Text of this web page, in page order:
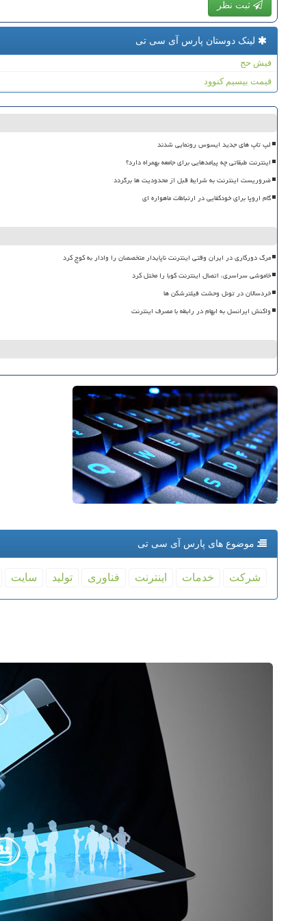
ثبت نظر
لینک دوستان پارس آی سی تی
فیش حج
قیمت بیسیم کنوود
لپ تاپ های جدید ایسوس رونمایی شدند
اینترنت طبقاتی چه پیامدهایی برای جامعه بهمراه دارد؟
ضروریست اینترنت به شرایط قبل از محدودیت ها برگردد
گام اروپا برای خودکفایی در ارتباطات ماهواره ای
مرگ دورکاری در ایران وقتی اینترنت ناپایدار متخصصان را وادار به کوچ کرد
خاموشی سراسری، اتصال اینترنت کوبا را مختل کرد
خردسالان در تونل وحشت فیلترشکن ها
واکنش ایرانسل به ابهام در رابطه با مصرف اینترنت
موضوع های پارس آی سی تی
شركت خدمات اینترنت فناوری تولید سایت